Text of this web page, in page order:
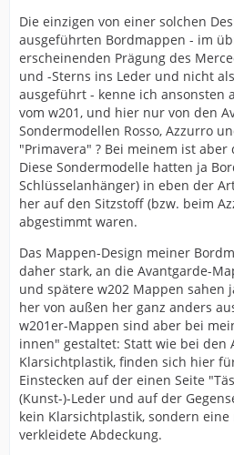
Die einzigen von einer solchen
ausgeführten Bordmappen - im
erscheinenden Prägung des
und -Sterns ins Leder und nicht
ausgeführt - kenne ich ansonsten
vom w201, und hier nur von den
Sondermodellen Rosso, Azzurro
"Primavera" ? Bei meinem ist
Diese Sondermodelle hatten ja
Schlüsselanhänger) in eben der
her auf den Sitzstoff (bzw. beim
abgestimmt waren.
Das Mappen-Design meiner
daher stark, an die Avantgarde-
und spätere w202 Mappen sahen
her von außen her ganz anders
w201er-Mappen sind aber bei
innen" gestaltet: Statt wie bei den
Klarsichtplastik, finden sich hier
Einstecken auf der einen Seite
(Kunst-)-Leder und auf der
kein Klarsichtplastik, sondern
verkleidete Abdeckung.